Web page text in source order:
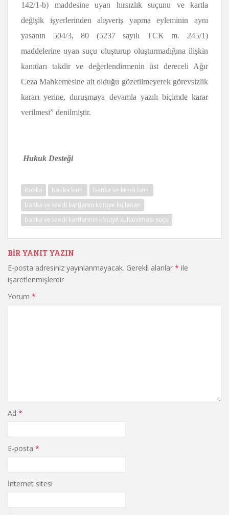
142/1-b) maddesine uyan hırsızlık suçunu ve kartla
değişik işyerlerinden alışveriş yapma eyleminin aynı
yasanın 504/3, 80 (5237 sayılı TCK m. 245/1)
maddelerine uyan suçu oluşturup oluşturmadığına ilişkin
kanıtları takdir ve değerlendirmenin üst dereceli Ağır
Ceza Mahkemesine ait olduğu gözetilmeyerek görevsizlik
kararı yerine, duruşmaya devamla yazılı biçimde karar
verilmesi” denilmiştir.
Hukuk Desteği
Banka banka kartı
banka ve kredi kartı
banka ve kredi kartlarını kötüye kullanan
banka ve kredi kartlarının kötüye kullanılması suçu
BIR YANIT YAZIN
E-posta adresiniz yayınlanmayacak. Gerekli alanlar * ile
işaretlenmişlerdir
Yorum *
Ad *
E-posta *
İnternet sitesi